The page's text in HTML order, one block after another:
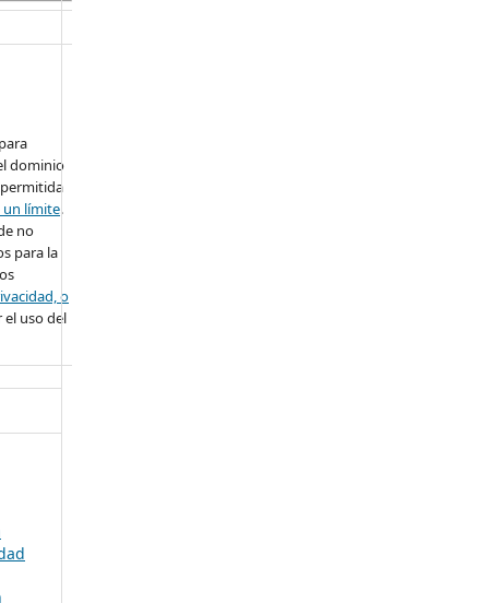
dominio
un límite.
no
para la
o
uso del